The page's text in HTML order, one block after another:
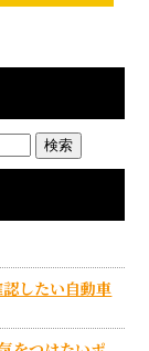
したい自動車